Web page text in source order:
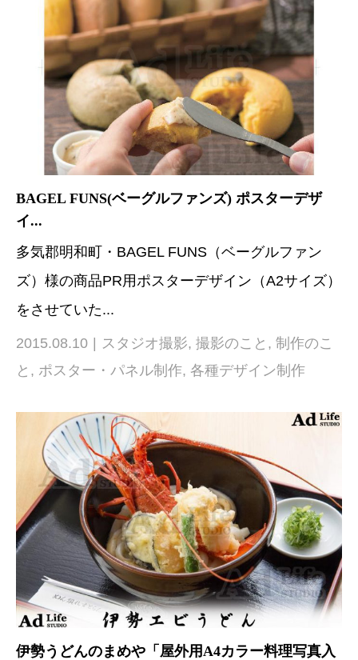
BAGEL FUNS(ベーグルファンズ) ポスターデザ
イ...
多気郡明和町・BAGEL FUNS（ベーグルファン
ズ）様の商品PR用ポスターデザイン（A2サイズ）
をさせていた...
2015.08.10 スタジオ撮影, 撮影のこと , 制作のこ
と , ポスター・パネル制作, 各種デザイン制作
伊勢うどんのまめや「屋外用A4カラー料理写真入